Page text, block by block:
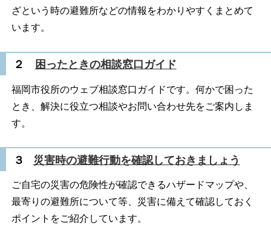
ざという時の避難所などの情報をわかりやすくまとめて
います。
２ 困ったときの相談窓口ガイド
福岡市役所のウェブ相談窓口ガイドです。何かで困った
とき、解決に役立つ相談やお問い合わせ先をご案内しま
す。
３ 災害時の避難行動を確認しておきましょう
ご自宅の災害の危険性が確認できるハザードマップや、
最寄りの避難所について等、災害に備えて確認しておく
ポイントをご紹介しています。